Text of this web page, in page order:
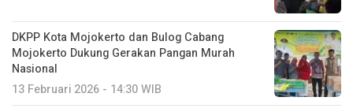
DKPP Kota Mojokerto dan Bulog Cabang
Mojokerto Dukung Gerakan Pangan Murah
Nasional
13 Februari 2026 - 14:30 WIB